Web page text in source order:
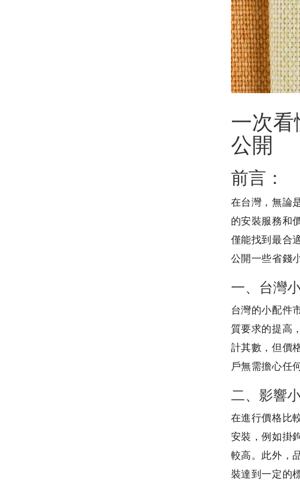
一次
公開
前言：
在台灣，無論
的安裝服務和
僅能找到最合
公開一些省錢
一、台灣
台灣的小配件
質要求的提高
計其數，但價
戶無需擔心任
二、影響
在進行價格比
安裝，例如掛
較高。此外，
裝達到一定的